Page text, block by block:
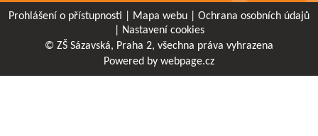
Prohlášení o přístupnosti Mapa webu
Ochrana osobních údajů
Nastavení cookies
© ZŠ Sázavská, Praha 2, všechna práva vyhrazena
Powered by webpage.cz